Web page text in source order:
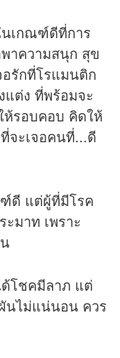
เกณฑ์ดีที่การ
าความสนุก สุข
รักที่โรแมนติก
แต่ง ที่พร้อมจะ
ห้รอบคอบ คิดให้
จะเจอคนที่...ดี
แต่ผู้ที่มีโรค
มาท เพราะ
ชคมีลาภ แต่
นไม่แน่นอน ควร